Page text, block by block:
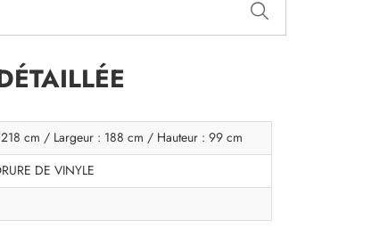
cm / Largeur : 188 cm / Hauteur : 99 cm
DE VINYLE